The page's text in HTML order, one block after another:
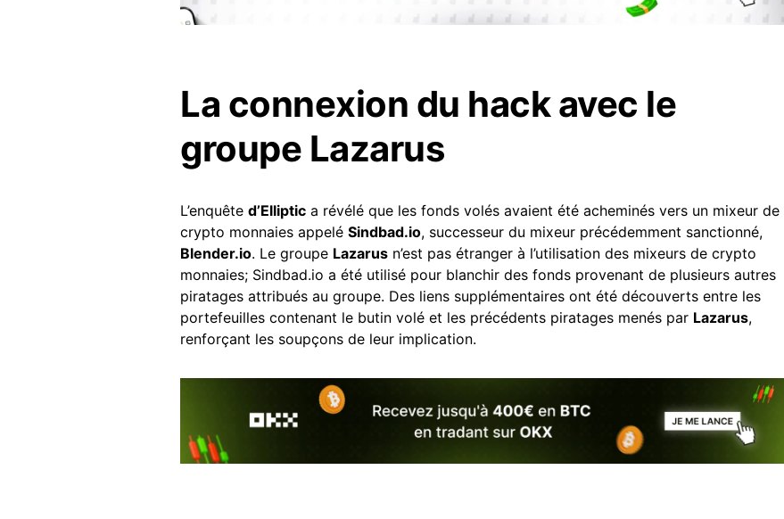
La connexion du hack avec le
groupe Lazarus
L’enquête d’Elliptic a révélé que les fonds volés avaient été acheminés vers un mixeur de
crypto monnaies appelé Sindbad.io, successeur du mixeur précédemment sanctionné,
Blender.io. Le groupe Lazarus n’est pas étranger à l’utilisation des mixeurs de crypto
monnaies; Sindbad.io a été utilisé pour blanchir des fonds provenant de plusieurs autres
piratages attribués au groupe. Des liens supplémentaires ont été découverts entre les
portefeuilles contenant le butin volé et les précédents piratages menés par Lazarus,
renforçant les soupçons de leur implication.